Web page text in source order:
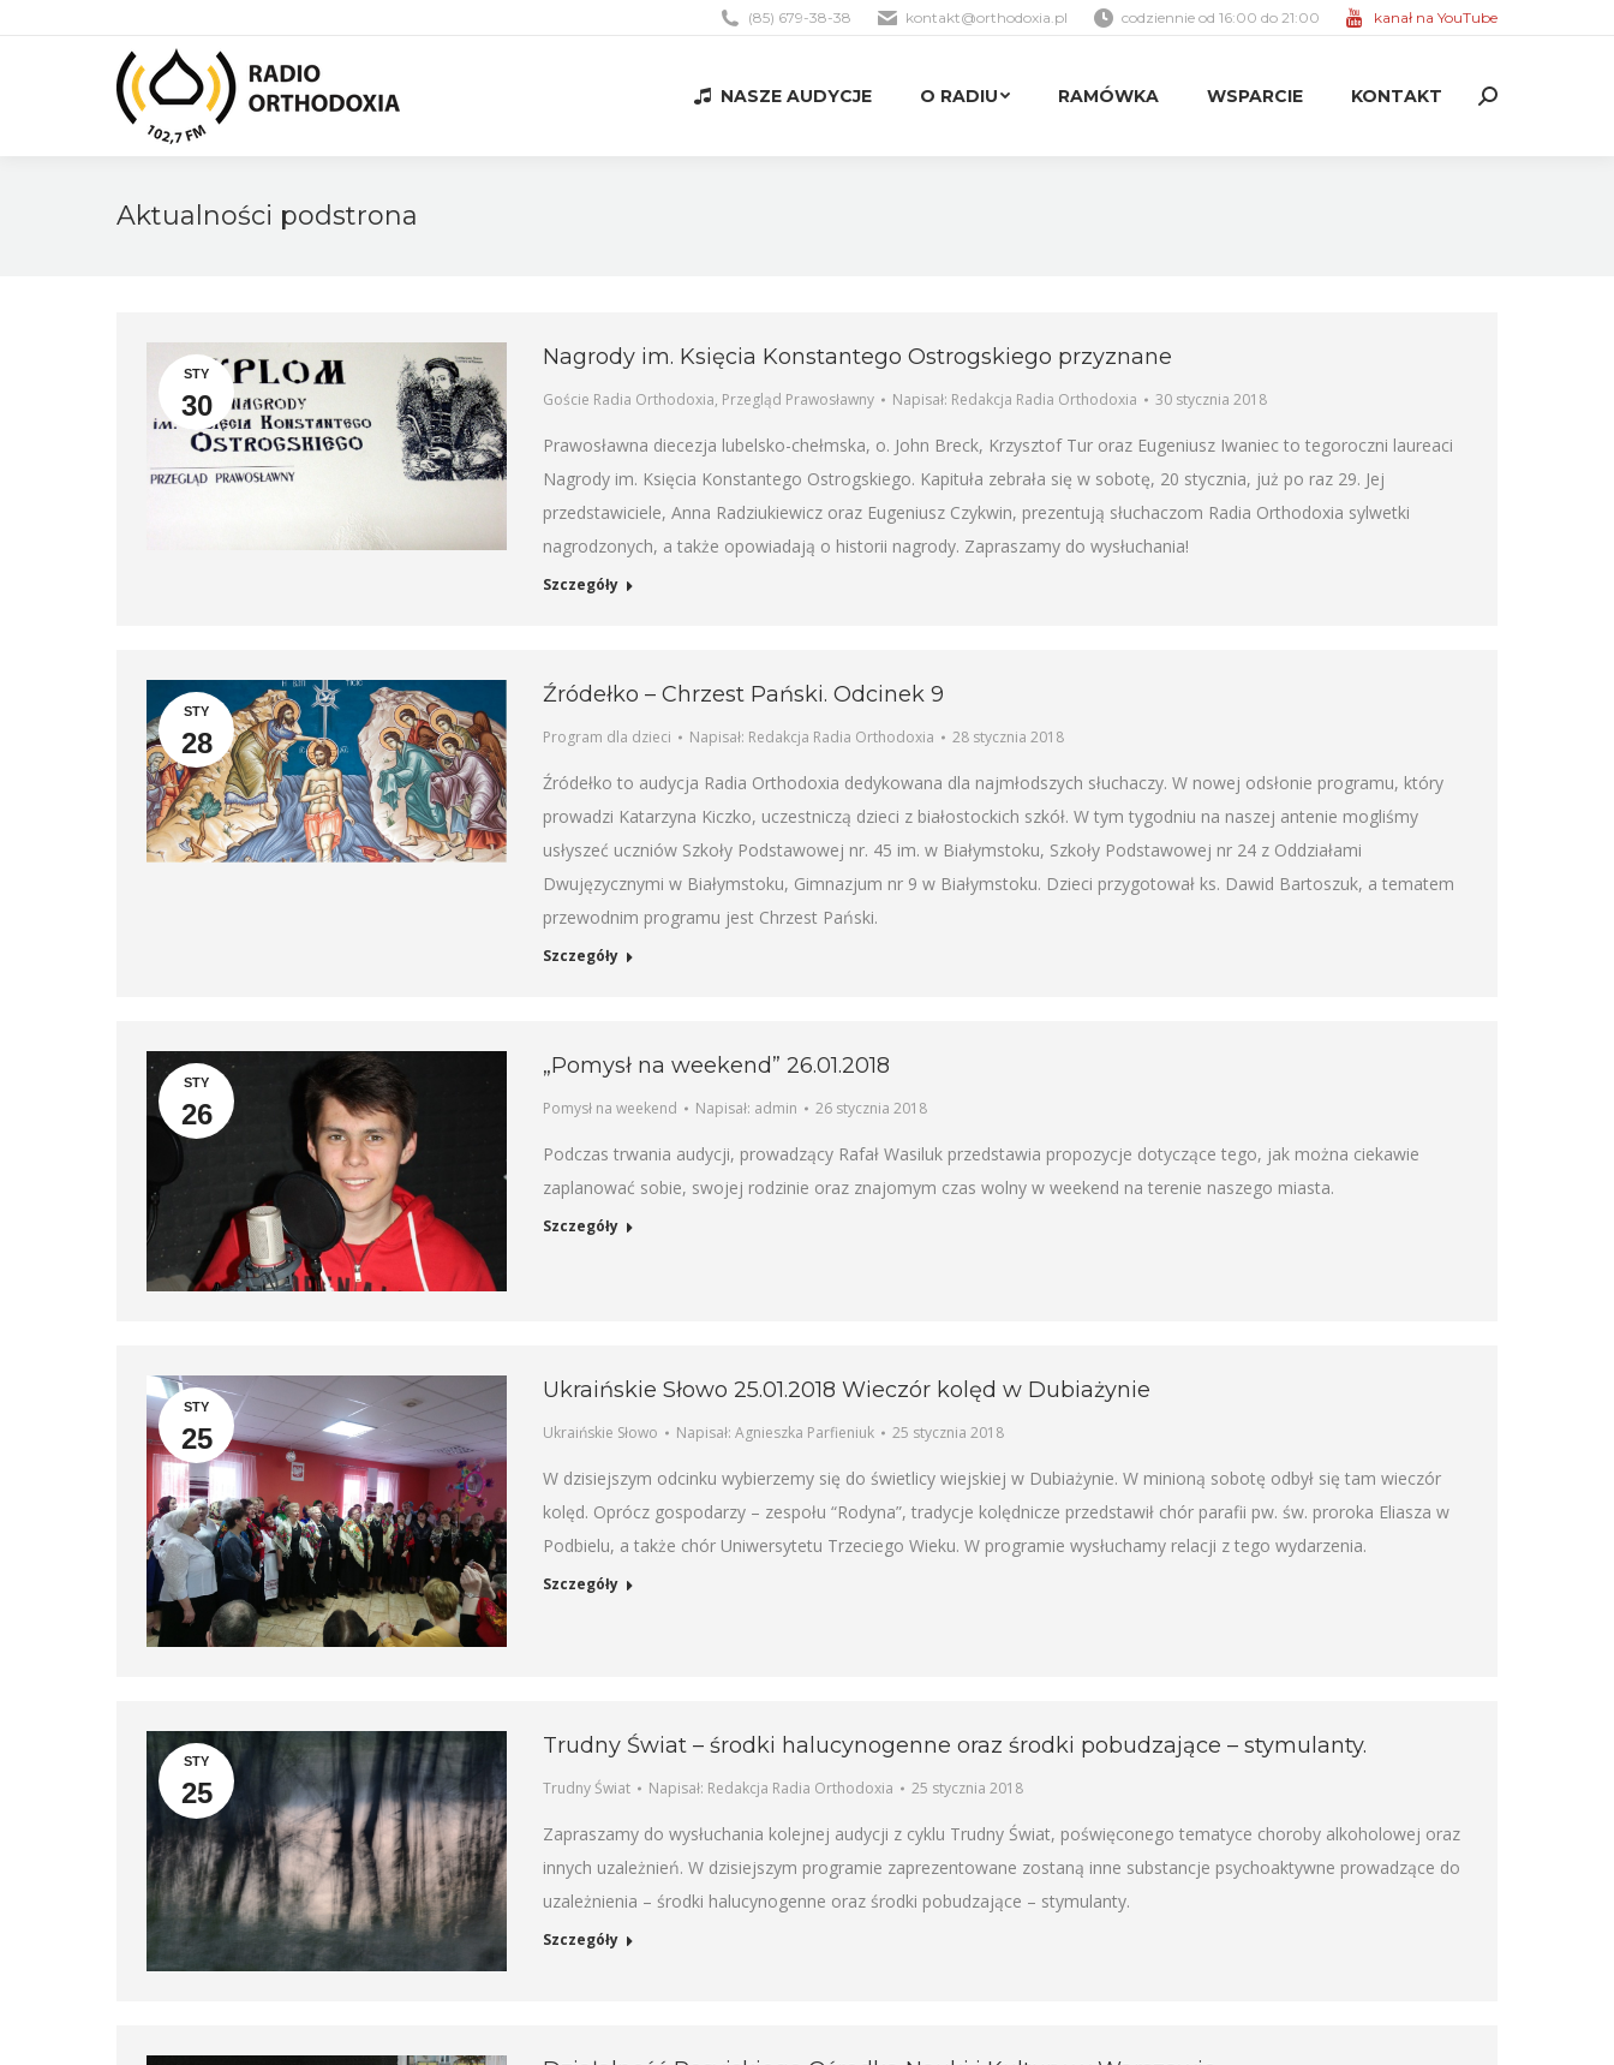
(85) 679-38-38 kontakt@orthodoxia.pl codziennie od 16:00 do 21:00 kanał na YouTube
NASZE AUDYCJE O RADIU RAMÓWKA WSPARCIE KONTAKT Search:
Aktualności podstrona
STY
30
Nagrody im. Księcia Konstantego Ostrogskiego przyznane
Goście Radia Orthodoxia, Przegląd Prawosławny Napisał: Redakcja Radia Orthodoxia 30 stycznia 2018
Prawosławna diecezja lubelsko-chełmska, o. John Breck, Krzysztof Tur oraz Eugeniusz Iwaniec to tegoroczni laureaci
Nagrody im. Księcia Konstantego Ostrogskiego. Kapituła zebrała się w sobotę, 20 stycznia, już po raz 29. Jej
przedstawiciele, Anna Radziukiewicz oraz Eugeniusz Czykwin, prezentują słuchaczom Radia Orthodoxia sylwetki
nagrodzonych, a także opowiadają o historii nagrody. Zapraszamy do wysłuchania!
Szczegóły
STY
28
Źródełko – Chrzest Pański. Odcinek 9
Program dla dzieci Napisał: Redakcja Radia Orthodoxia 28 stycznia 2018
Źródełko to audycja Radia Orthodoxia dedykowana dla najmłodszych słuchaczy. W nowej odsłonie programu, który
prowadzi Katarzyna Kiczko, uczestniczą dzieci z białostockich szkół. W tym tygodniu na naszej antenie mogliśmy
usłyszeć uczniów Szkoły Podstawowej nr. 45 im. w Białymstoku, Szkoły Podstawowej nr 24 z Oddziałami
Dwujęzycznymi w Białymstoku, Gimnazjum nr 9 w Białymstoku. Dzieci przygotował ks. Dawid Bartoszuk, a tematem
przewodnim programu jest Chrzest Pański.
Szczegóły
STY
26
„Pomysł na weekend” 26.01.2018
Pomysł na weekend Napisał: admin 26 stycznia 2018
Podczas trwania audycji, prowadzący Rafał Wasiluk przedstawia propozycje dotyczące tego, jak można ciekawie
zaplanować sobie, swojej rodzinie oraz znajomym czas wolny w weekend na terenie naszego miasta.
Szczegóły
STY
25
Ukraińskie Słowo 25.01.2018 Wieczór kolęd w Dubiażynie
Ukraińskie Słowo Napisał: Agnieszka Parfieniuk 25 stycznia 2018
W dzisiejszym odcinku wybierzemy się do świetlicy wiejskiej w Dubiażynie. W minioną sobotę odbył się tam wieczór
kolęd. Oprócz gospodarzy – zespołu “Rodyna”, tradycje kolędnicze przedstawił chór parafii pw. św. proroka Eliasza w
Podbielu, a także chór Uniwersytetu Trzeciego Wieku. W programie wysłuchamy relacji z tego wydarzenia.
Szczegóły
STY
25
Trudny Świat – środki halucynogenne oraz środki pobudzające – stymulanty.
Trudny Świat Napisał: Redakcja Radia Orthodoxia 25 stycznia 2018
Zapraszamy do wysłuchania kolejnej audycji z cyklu Trudny Świat, poświęconego tematyce choroby alkoholowej oraz
innych uzależnień. W dzisiejszym programie zaprezentowane zostaną inne substancje psychoaktywne prowadzące do
uzależnienia – środki halucynogenne oraz środki pobudzające – stymulanty.
Szczegóły